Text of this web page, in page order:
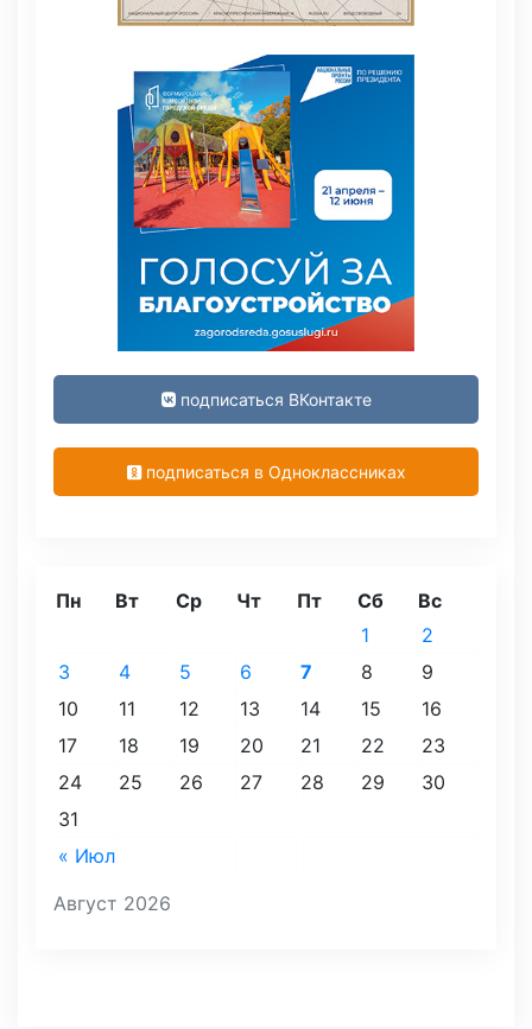
подписаться ВКонтакте
подписаться в Одноклассниках
Август 2026
Пн Вт Ср Чт Пт Сб Вс
« Июл
1
2
3
4 5 6 7 8
9
10
11 12 13 14 15
16
17
18 19 20 21 22
23
24
25 26 27 28 29
30
31